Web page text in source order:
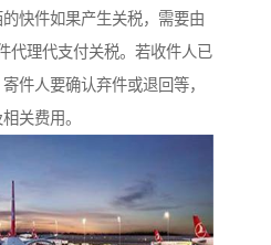
快件如果产生关税，需要由
代理代支付关税。若收件人已
件人要确认弃件或退回等，
关费用。